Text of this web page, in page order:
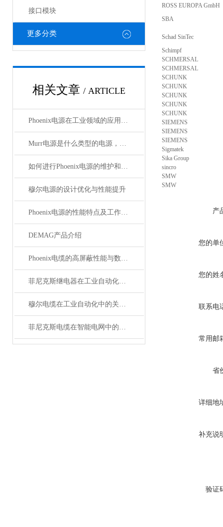
接口模块
更多分类
相关文章 / ARTICLE
Phoenix电源在工业领域的应用与优势
Murr电源是什么类型的电源，主要用于哪些领域？
如何进行Phoenix电源的维护和保养？
穆尔电源的设计优化与性能提升
Phoenix电源的性能特点及工作温度分析
DEMAG产品介绍
Phoenix电缆的高屏蔽性能与数据传输优势
菲尼克斯继电器在工业自动化中的作用
穆尔电缆在工业自动化中的关键角色
菲尼克斯电缆在智能电网中的应用
ROSS EUROPA GmbH
SBA
Schad SinTec
Schimpf
SCHMERSAL
SCHMERSAL
SCHUNK
SCHUNK
SCHUNK
SCHUNK
SCHUNK
SIEMENS
SIEMENS
SIEMENS
Sigmatek
Sika Group
sincro
SMW
SMW
产
您的单
您的姓
联系电
常用邮
省
详细地
补充说
验证